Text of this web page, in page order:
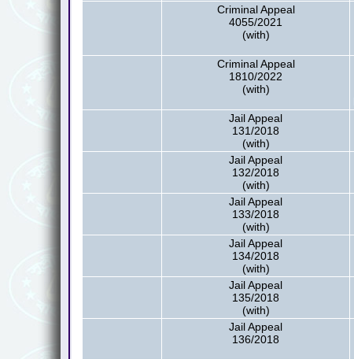
Criminal Appeal
4055/2021
(with)
Criminal Appeal
1810/2022
(with)
Jail Appeal
131/2018
(with)
Jail Appeal
132/2018
(with)
Jail Appeal
133/2018
(with)
Jail Appeal
134/2018
(with)
Jail Appeal
135/2018
(with)
Jail Appeal
136/2018